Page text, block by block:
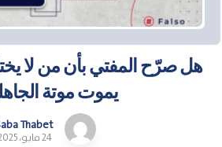
هل صرّح المفتي بأن من لا
يموت موتة
Thabet
24 مايو، 2025